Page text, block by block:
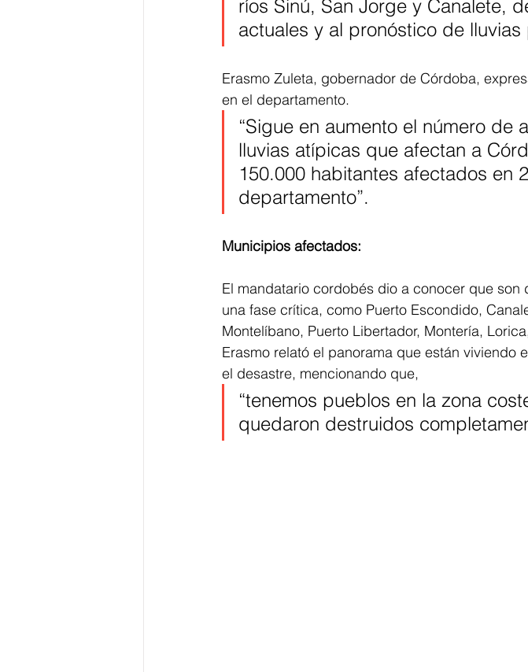
ríos Sinú, San Jorge y Canalete,
actuales y al pronóstico de
Erasmo Zuleta, gobernador de Córdoba,
en el departamento.
“Sigue en aumento el número de
lluvias atípicas que afectan a
150.000 habitantes afectados en
departamento”.
Municipios afectados:
El mandatario cordobés dio a conocer que
una fase crítica, como Puerto Escondido,
Montelíbano, Puerto Libertador, Montería,
Erasmo relató el panorama que están
el desastre, mencionando que,
“tenemos pueblos en la zona
quedaron destruidos